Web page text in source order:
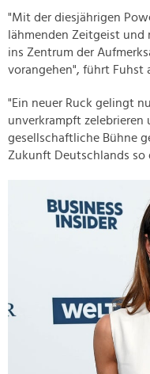
"Mit der diesjährigen
lähmenden Zeitgeist und
ins Zentrum der
vorangehen", führt Fuhst
"Ein neuer Ruck gelingt
unverkrampft zelebrieren
gesellschaftliche Bühne
Zukunft Deutschlands so